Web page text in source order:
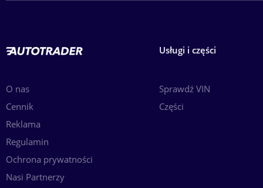
O nas
Cennik
Reklama
Regulamin
Ochrona prywatności
Nasi Partnerzy
Usługi i części
Sprawdź VIN
Części